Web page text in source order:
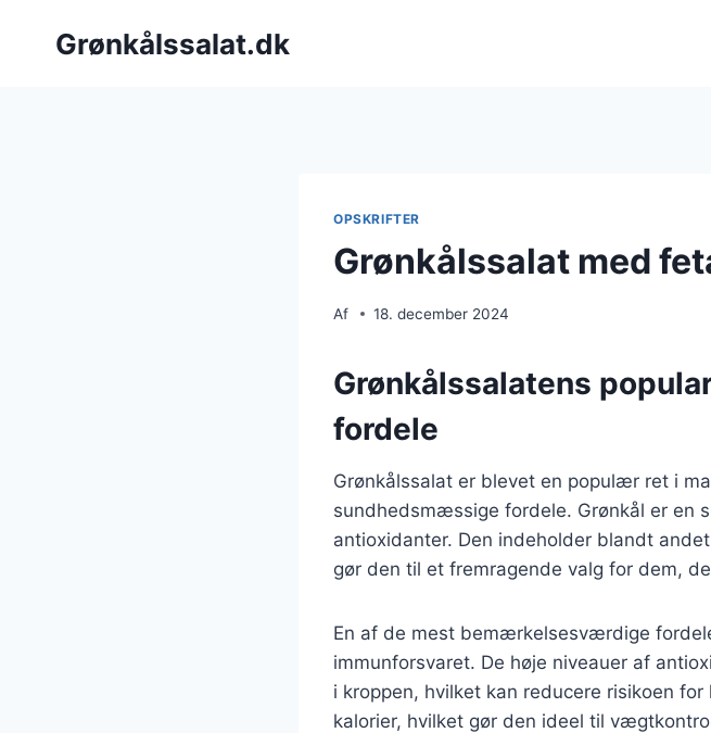
Grønkålssalat.dk
OPSKRIFTER
Grønkålssalat med
Af 18. december 2024
Grønkålssalatens
fordele
Grønkålssalat er blevet en populær ret i
sundhedsmæssige fordele. Grønkål er en
antioxidanter. Den indeholder blandt
gør den til et fremragende valg for dem,
En af de mest bemærkelsesværdige
immunforsvaret. De høje niveauer af
i kroppen, hvilket kan reducere risikoen
kalorier, hvilket gør den ideel til